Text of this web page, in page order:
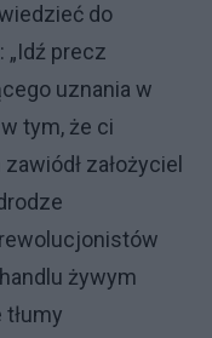
do
„Idź precz
uznania w
tym, że ci
założyciel
żywym